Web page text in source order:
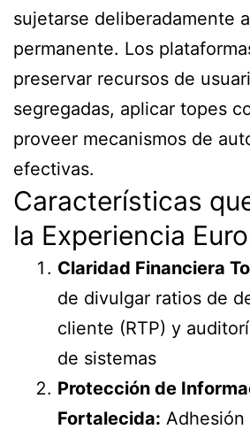
sujetarse deliberadamente
permanente. Los
preservar recursos de
segregadas, aplicar topes
proveer mecanismos de
efectivas.
Características
la Experiencia
Claridad Financiera
de divulgar ratios de
cliente (RTP) y
de sistemas
Protección de
Fortalecida: